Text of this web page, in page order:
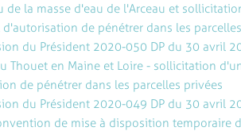
de la masse d'eau de l'Arceau et
de pénétrer dans les
du Président 2020-050 DP du 30 avril
Thouet en Maine et Loire - sollicitation
de pénétrer dans les parcelles privées
du Président 2020-049 DP du 30 avril
de mise à disposition temporaire